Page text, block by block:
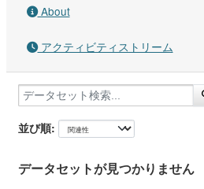
About
アクティビティストリーム
並び順
データセットが見つかりません